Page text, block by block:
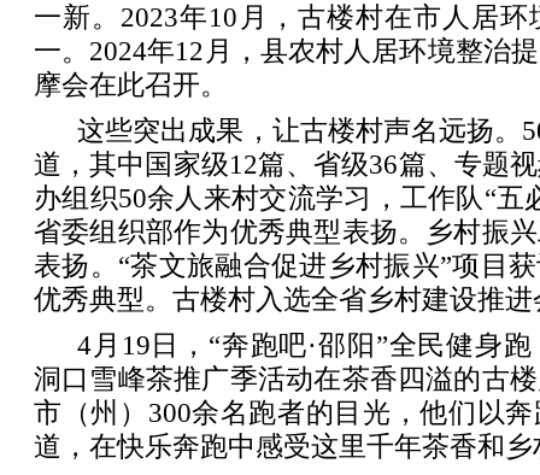
一新。2023年10月，古楼村在市人居
一。2024年12月，县农村人居环境整治
摩会在此召开。
这些突出成果，让古楼村声名远扬。
道，其中国家级12篇、省级36篇、专题
办组织50余人来村交流学习，工作队“五
省委组织部作为优秀典型表扬。乡村振
表扬。“茶文旅融合促进乡村振兴”项目
优秀典型。古楼村入选全省乡村建设推进
4月19日，“奔跑吧·邵阳”全民健身
洞口雪峰茶推广季活动在茶香四溢的古
市（州）300余名跑者的目光，他们以
道，在快乐奔跑中感受这里千年茶香和